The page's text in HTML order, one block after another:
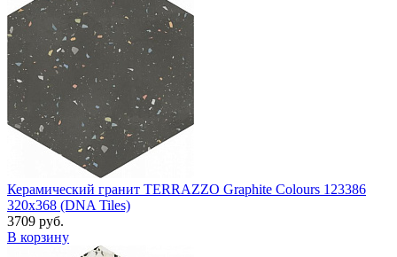
Керамический гранит TERRAZZO Graphite Colours 123386
320x368 (DNA Tiles)
3709 руб.
В корзину